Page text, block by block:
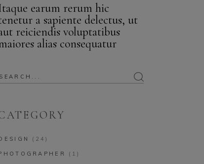
earum rerum hic
a sapiente delectus, ut
reiciendis voluptatibus
alias consequatur
(24)
(1)